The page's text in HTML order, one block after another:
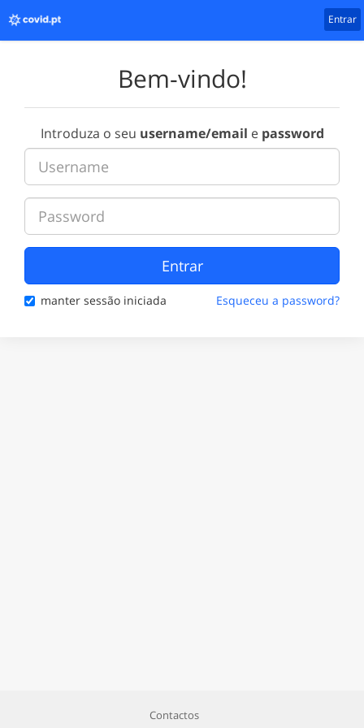
Entrar
Bem-vindo!
Introduza o seu username/email e password
Entrar
manter sessão iniciada Esqueceu a password?
Contactos